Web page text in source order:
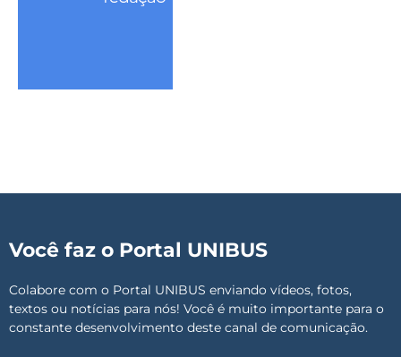
Você faz o Portal UNIBUS
Colabore com o Portal UNIBUS enviando vídeos, fotos,
textos ou notícias para nós! Você é muito importante para o
constante desenvolvimento deste canal de comunicação.